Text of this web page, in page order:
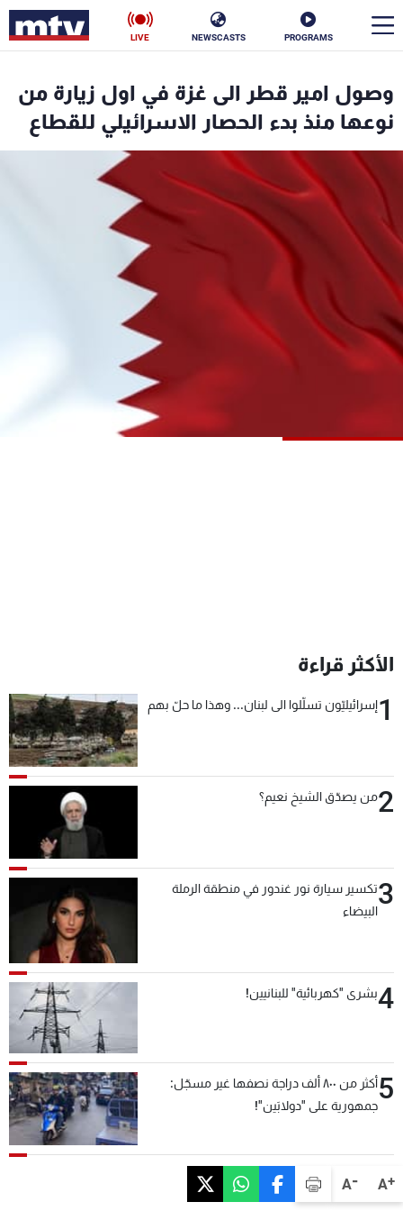
PROGRAMS
NEWSCASTS
LIVE
A+
A-
وصول امير قطر الى غزة في اول زيارة من
نوعها منذ بدء الحصار الاسرائيلي للقطاع
الأكثر قراءة
1إسرائيليّون تسلّلوا الى لبنان... وهذا ما حلّ بهم
2من يصدّق الشيخ نعيم؟
3تكسير سيارة نور غندور في منطقة الرملة
البيضاء
4بشرى "كهربائية" للبنانيين!
5
أكثر من ٨٠٠ ألف دراجة نصفها غير مسجّل:
جمهورية على "دولابَين"!
الأخبار
سياسة
إقتصاد فن
منوعات رياضة
كأس العالم
البرامج